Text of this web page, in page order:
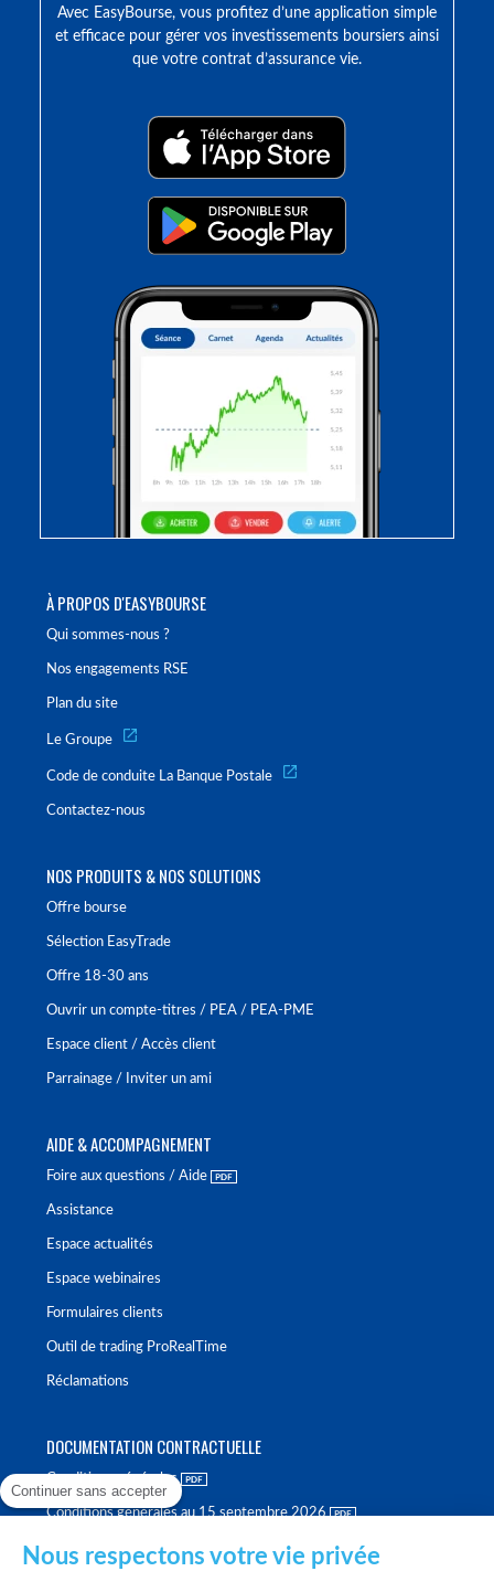
À PROPOS D'EASYBOURSE
Qui sommes-nous ?
Nos engagements RSE
Plan du site
Le Groupe
Code de conduite La Banque Postale
Contactez-nous
NOS PRODUITS & NOS SOLUTIONS
Offre bourse
Sélection EasyTrade
Offre 18-30 ans
Ouvrir un compte-titres / PEA / PEA-PME
Espace client / Accès client
Parrainage / Inviter un ami
AIDE & ACCOMPAGNEMENT
Foire aux questions / Aide
Assistance
Espace actualités
Espace webinaires
Formulaires clients
Outil de trading ProRealTime
Réclamations
DOCUMENTATION CONTRACTUELLE
Conditions générales
Conditions générales au 15 septembre 2026
Avec EasyBourse, vous profitez d’une application simple
et efficace pour gérer vos investissements boursiers ainsi
que votre contrat d’assurance vie.
Continuer sans accepter
Nous respectons votre vie privée